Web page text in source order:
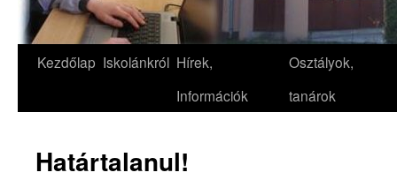
Kezdőlap Iskolánkról Hírek,
Információk
Osztályok,
tanárok
Határtalanul!